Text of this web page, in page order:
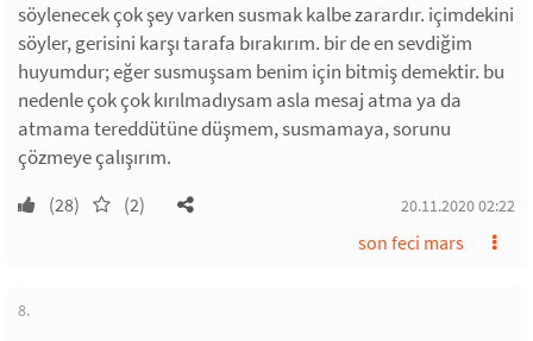
söylenecek çok şey varken susmak kalbe zarardır. içimdekini
söyler, gerisini karşı tarafa bırakırım. bir de en sevdiğim
huyumdur; eğer susmuşsam benim için bitmiş demektir. bu
nedenle çok çok kırılmadıysam asla mesaj atma ya da
atmama tereddütüne düşmem, susmamaya, sorunu
çözmeye çalışırım.
(28) (2) 20.11.2020 02:22
son feci mars
8.